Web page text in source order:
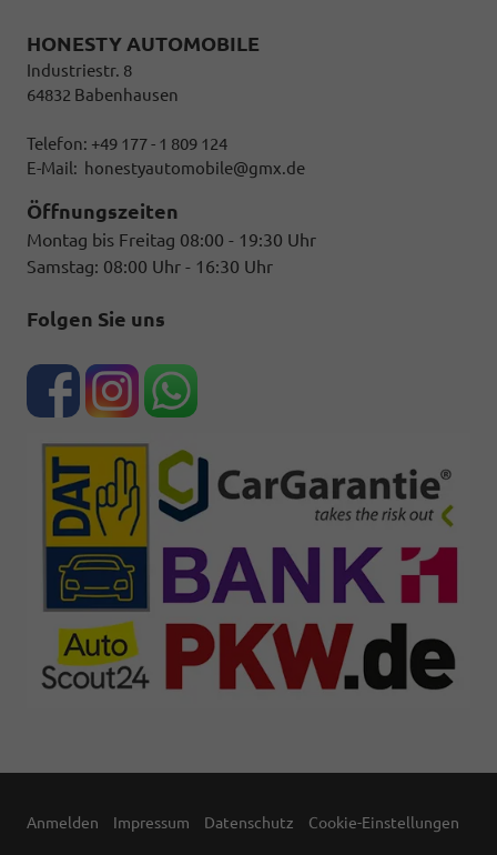
HONESTY AUTOMOBILE
Industriestr. 8
64832 Babenhausen
Telefon: +49 177 - 1 809 124
E-Mail: honestyautomobile@gmx.de
Öffnungszeiten
Montag bis Freitag 08:00 - 19:30 Uhr
Samstag: 08:00 Uhr - 16:30 Uhr
Folgen Sie uns
Anmelden Impressum Datenschutz Cookie-Einstellungen